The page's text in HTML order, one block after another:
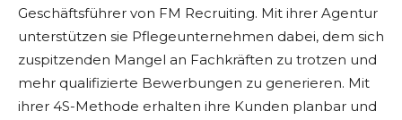
Geschäftsführer von FM Recruiting. Mit ihrer Agentur
unterstützen sie Pflegeunternehmen dabei, dem sich
zuspitzenden Mangel an Fachkräften zu trotzen und
mehr qualifizierte Bewerbungen zu generieren. Mit
ihrer 4S-Methode erhalten ihre Kunden planbar und